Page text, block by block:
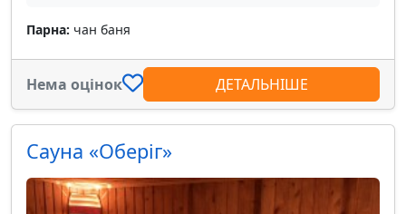
Парна: чан баня
Нема оцінок ДЕТАЛЬНІШЕ
Сауна «Оберіг»